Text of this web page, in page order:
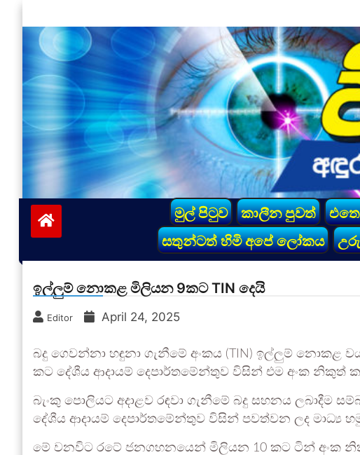
to
content
vinivida.lk
මුල් පිටුව කාලීන පුවත්
සතුන්ටත් හිමි අපේ ලෝකය
ඉල්ලුම් නොකළ මිලියන 9කට TIN දෙයි
Editor April 24, 2025
බදු ගෙවන්නා හඳුනා ගැනීමේ අංකය (TIN) ඉල්ලුම් නොකළ
කට දේශීය ආදායම් දෙපාර්තමේන්තුව විසින් එම අංක නිකුත්
බැංකු පොලියට අදාළව රඳවා ගැනීමේ බදු සහනය ලබාදීම
දේශීය ආදායම් දෙපාර්තමේන්තුව විසින් පවත්වන ලද
මේ වනවිට රටේ ජනගහනයෙන් මිලියන 10 කට ටින් අංක